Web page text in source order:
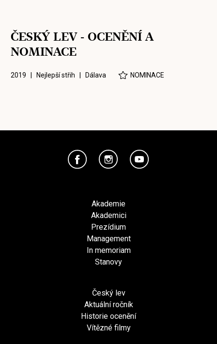
ČESKÝ LEV - OCENĚNÍ A
NOMINACE
2019 | Nejlepší střih | Dálava NOMINACE
Akademie
Akademici
Prezídium
Management
In memoriam
Stanovy
Český lev
Aktuální ročník
Historie ocenění
Vítězné filmy